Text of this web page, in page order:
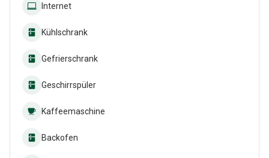
Internet
Kühlschrank
Gefrierschrank
Geschirrspüler
Kaffeemaschine
Backofen